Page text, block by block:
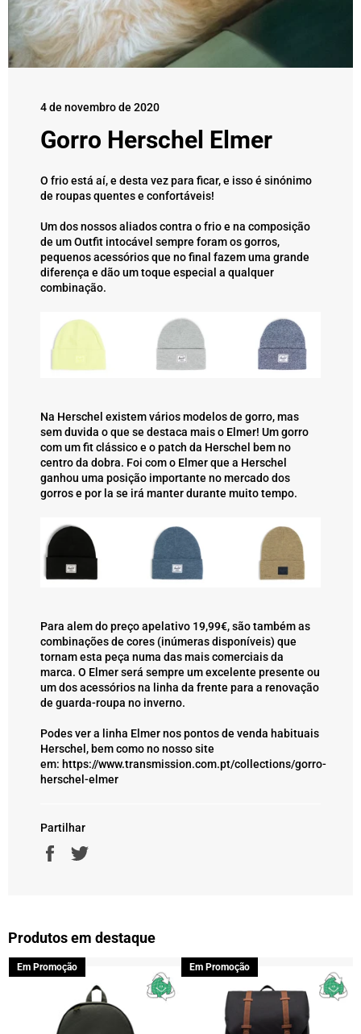
4 de novembro de 2020
Gorro Herschel Elmer
O frio está aí, e desta vez para ficar, e isso é sinónimo
de roupas quentes e confortáveis!
Um dos nossos aliados contra o frio e na composição
de um Outfit intocável sempre foram os gorros,
pequenos acessórios que no final fazem uma grande
diferença e dão um toque especial a qualquer
combinação.
Na Herschel existem vários modelos de gorro, mas
sem duvida o que se destaca mais o Elmer! Um gorro
com um fit clássico e o patch da Herschel bem no
centro da dobra. Foi com o Elmer que a Herschel
ganhou uma posição importante no mercado dos
gorros e por la se irá manter durante muito tempo.
Para alem do preço apelativo 19,99€, são também as
combinações de cores (inúmeras disponíveis) que
tornam esta peça numa das mais comerciais da
marca. O Elmer será sempre um excelente presente ou
um dos acessórios na linha da frente para a renovação
de guarda-roupa no inverno.
Podes ver a linha Elmer nos pontos de venda habituais
Herschel, bem como no nosso site
em: https://www.transmission.com.pt/collections/gorro-
herschel-elmer
Partilhar
Partilhe
Produtos em destaque
Em Promoção Em Promoção